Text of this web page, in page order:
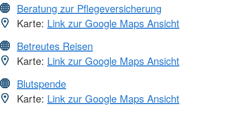
Beratung zur Pflegeversicherung
Karte: Link zur Google Maps Ansicht
Betreutes Reisen
Karte: Link zur Google Maps Ansicht
Blutspende
Karte: Link zur Google Maps Ansicht